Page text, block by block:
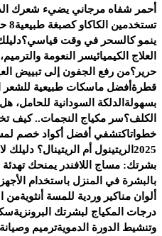
أحمر شفاه مرجاني يضيء شعرك
تستخدمين الكاكاو كصبغة طبيعية
ينمو كالسحر في وقت قياسي؟
العلاج الكيميائيسر النعومة
حرير؟من رفع الجفون إلى تبييض
قطرة أفضل ماسكات طبيعية
بسهولة الدلكة السودانية للحامل،
الكلف؟
خطواتاكتشفي أفضل أكواد خصم
2025 الريتينول أم الريتينال؟ دليلك
بشرتك: مساج اللافندر يمنحك تهدئة
بالبشرة في المنزل باستخدام
ألوان مناكير وردية للمسة أنثويةمن
درجات المكياج لبشرتك البرونزية
وتنشيط الدورة الدمويةترميم